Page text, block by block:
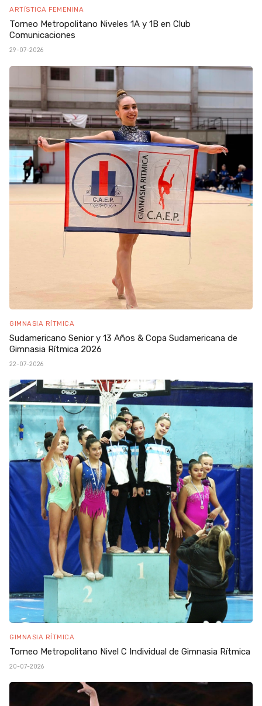
ARTÍSTICA FEMENINA
Torneo Metropolitano Niveles 1A y 1B en Club
Comunicaciones
29-07-2026
GIMNASIA RÍTMICA
Sudamericano Senior y 13 Años & Copa Sudamericana de
Gimnasia Rítmica 2026
22-07-2026
GIMNASIA RÍTMICA
Torneo Metropolitano Nivel C Individual de Gimnasia Rítmica
20-07-2026